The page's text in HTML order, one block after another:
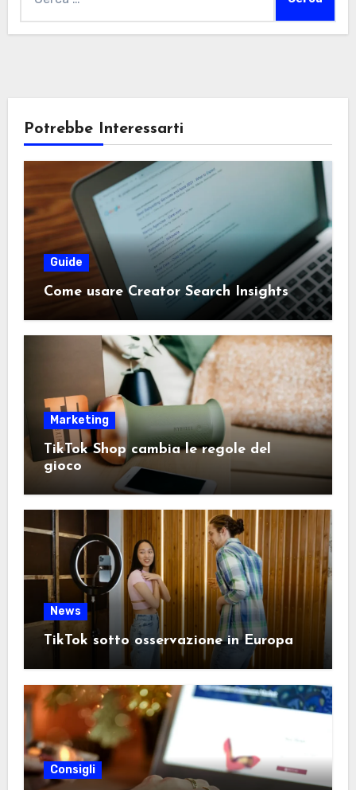
per:
Potrebbe Interessarti
Guide
Come usare Creator Search Insights
Marketing
TikTok Shop cambia le regole del
gioco
News
TikTok sotto osservazione in Europa
Consigli